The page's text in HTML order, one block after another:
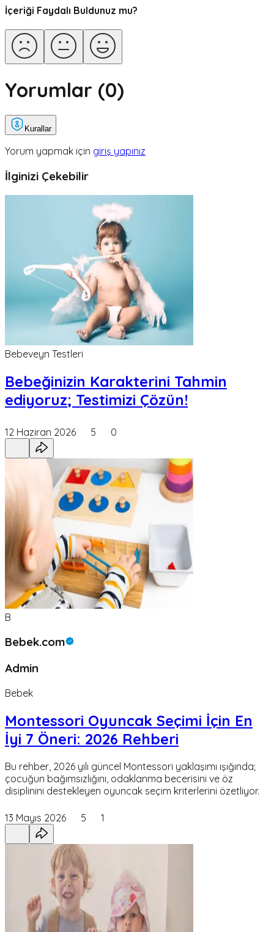
İçeriği Faydalı Buldunuz mu?
Yorumlar (0)
Kurallar
Yorum yapmak için giriş yapınız
İlginizi Çekebilir
Bebeveyn Testleri
Bebeğinizin Karakterini Tahmin
ediyoruz; Testimizi Çözün!
12 Haziran 2026 5 0
B
Bebek.com
Admin
Bebek
Montessori Oyuncak Seçimi İçin En
İyi 7 Öneri: 2026 Rehberi
Bu rehber, 2026 yılı güncel Montessori yaklaşımı ışığında;
çocuğun bağımsızlığını, odaklanma becerisini ve öz
disiplinini destekleyen oyuncak seçim kriterlerini özetliyor.
13 Mayıs 2026 5 1